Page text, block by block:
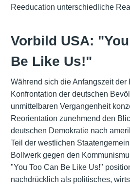
Reeducation unterschiedliche
Vorbild USA:
Be Like Us!"
Während sich die Anfangszeit der
Konfrontation der deutschen
unmittelbaren Vergangenheit
Reorientation zunehmend den
deutschen Demokratie nach
Teil der westlichen
Bollwerk gegen den
"You Too Can Be Like Us!"
nachdrücklich als politisches,